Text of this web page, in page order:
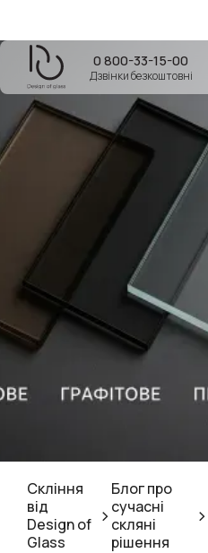
0 800-33-15-00
Дзвінки безкоштовні
Cкління
від
Design of
Glass
>
Блог про
сучасні
скляні
рішення
>